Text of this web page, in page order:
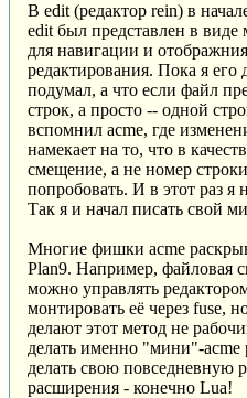
В edit (редактор rein) в
edit был представлен в виде
для навигации и
редактирования. Пока я
подумал, а что если файл
строк, а просто -- одной
вспомнил acme, где
намекает на то, что в
смещение, а не номер
попробовать. И в этот раз я
Так я и начал писать свой
Многие фишки acme
Plan9. Например, файловая
можно управлять
монтировать её через fuse,
делают этот метод не
делать именно "мини"-acme
делать свою повседневную
расширения - конечно Lua!